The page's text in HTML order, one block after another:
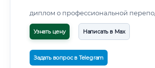
диплом о профессиональной
Узнать цену Написать в Max
Задать вопрос в Telegram